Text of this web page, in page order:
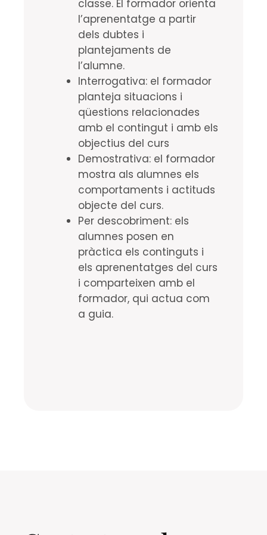
classe. El formador orienta
l’aprenentatge a partir
dels dubtes i
plantejaments de
l’alumne.
Interrogativa: el formador
planteja situacions i
qüestions relacionades
amb el contingut i amb els
objectius del curs
Demostrativa: el formador
mostra als alumnes els
comportaments i actituds
objecte del curs.
Per descobriment: els
alumnes posen en
pràctica els continguts i
els aprenentatges del curs
i comparteixen amb el
formador, qui actua com
a guia.